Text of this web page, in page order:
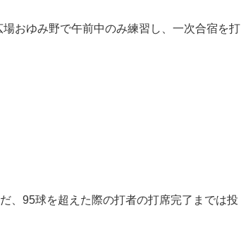
おゆみ野で午前中のみ練習し、一次合宿を打
、95球を超えた際の打者の打席完了までは投